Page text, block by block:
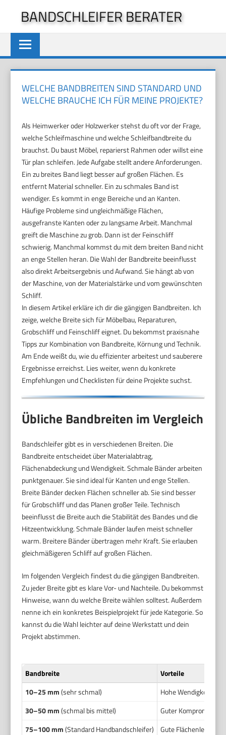
springen
BANDSCHLEIFER BERATER
WELCHE BANDBREITEN SIND STANDARD UND
WELCHE BRAUCHE ICH FÜR MEINE PROJEKTE?
Als Heimwerker oder Holzwerker stehst du oft vor der Frage,
welche Schleifmaschine und welche Schleifbandbreite du
brauchst. Du baust Möbel, reparierst Rahmen oder willst eine
Tür plan schleifen. Jede Aufgabe stellt andere Anforderungen.
Ein zu breites Band liegt besser auf großen Flächen. Es
entfernt Material schneller. Ein zu schmales Band ist
wendiger. Es kommt in enge Bereiche und an Kanten.
Häufige Probleme sind ungleichmäßige Flächen,
ausgefranste Kanten oder zu langsame Arbeit. Manchmal
greift die Maschine zu grob. Dann ist der Feinschliff
schwierig. Manchmal kommst du mit dem breiten Band nicht
an enge Stellen heran. Die Wahl der Bandbreite beeinflusst
also direkt Arbeitsergebnis und Aufwand. Sie hängt ab von
der Maschine, von der Materialstärke und vom gewünschten
Schliff.
In diesem Artikel erkläre ich dir die gängigen Bandbreiten. Ich
zeige, welche Breite sich für Möbelbau, Reparaturen,
Grobschliff und Feinschliff eignet. Du bekommst praxisnahe
Tipps zur Kombination von Bandbreite, Körnung und Technik.
Am Ende weißt du, wie du effizienter arbeitest und sauberere
Ergebnisse erreichst. Lies weiter, wenn du konkrete
Empfehlungen und Checklisten für deine Projekte suchst.
Übliche Bandbreiten im Vergleich
Bandschleifer gibt es in verschiedenen Breiten. Die
Bandbreite entscheidet über Materialabtrag,
Flächenabdeckung und Wendigkeit. Schmale Bänder arbeiten
punktgenauer. Sie sind ideal für Kanten und enge Stellen.
Breite Bänder decken Flächen schneller ab. Sie sind besser
für Grobschliff und das Planen großer Teile. Technisch
beeinflusst die Breite auch die Stabilität des Bandes und die
Hitzeentwicklung. Schmale Bänder laufen meist schneller
warm. Breitere Bänder übertragen mehr Kraft. Sie erlauben
gleichmäßigeren Schliff auf großen Flächen.
Im folgenden Vergleich findest du die gängigen Bandbreiten.
Zu jeder Breite gibt es klare Vor- und Nachteile. Du bekommst
Hinweise, wann du welche Breite wählen solltest. Außerdem
nenne ich ein konkretes Beispielprojekt für jede Kategorie. So
kannst du die Wahl leichter auf deine Werkstatt und dein
Projekt abstimmen.
Bandbreite
Vorteile
10–25 mm(sehr schmal)
Hohe Wendigkeit.
30–50 mm(schmal bis mittel)
Guter Kompromiss
75–100 mm(Standard Handbandschleifer)
Gute